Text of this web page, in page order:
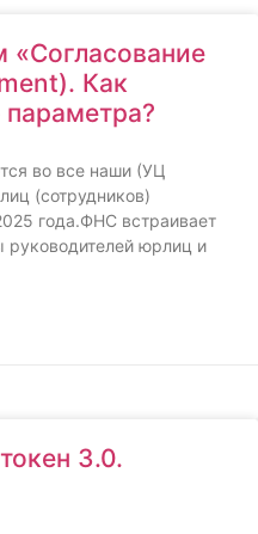
Как
во все наши (УЦ
(сотрудников)
года.ФНС встраивает
руководителей юрлиц и
3.0.